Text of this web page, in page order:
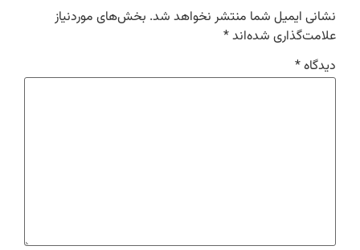
نشانی ایمیل شما منتشر نخواهد شد. بخش‌های موردنیاز
علامت‌گذاری شده‌اند*
دیدگاه*